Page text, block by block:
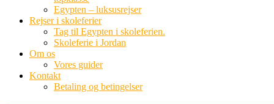
Egypten – luksusrejser
Rejser i skoleferier
Tag til Egypten i skoleferien.
Skoleferie i Jordan
Om os
Vores guider
Kontakt
Betaling og betingelser